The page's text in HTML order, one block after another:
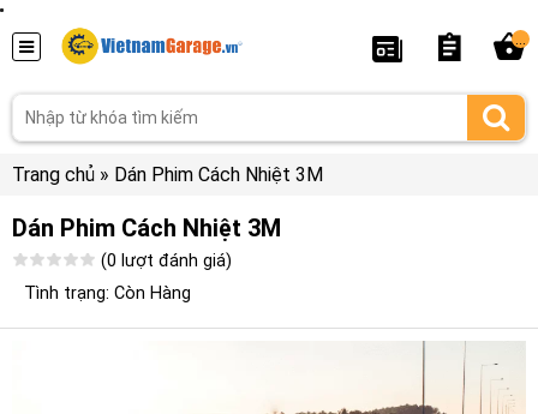
Trang chủ » Dán Phim Cách Nhiệt 3M
Dán Phim Cách Nhiệt 3M
(0 lượt đánh giá)
Tình trạng: Còn Hàng